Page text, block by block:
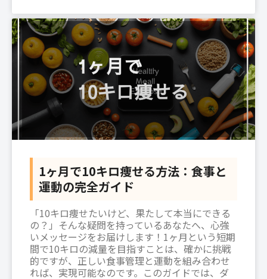
1ヶ月で10キロ痩せる方法：食事と
運動の完全ガイド
「10キロ痩せたいけど、果たして本当にできる
の？」そんな疑問を持っているあなたへ、心強
いメッセージをお届けします！1ヶ月という短期
間で10キロの減量を目指すことは、確かに挑戦
的ですが、正しい食事管理と運動を組み合わせ
れば、実現可能なのです。このガイドでは、ダ